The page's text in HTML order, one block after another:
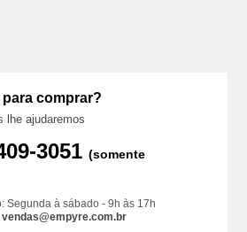
para comprar?
lhe ajudaremos
(somente
Segunda à sábado - 9h às 17h
vendas@empyre.com.br